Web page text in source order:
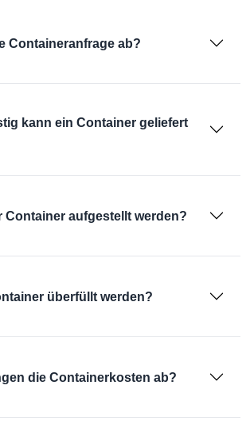
Containeranfrage ab?
kann ein Container geliefert
Container aufgestellt werden?
überfüllt werden?
die Containerkosten ab?